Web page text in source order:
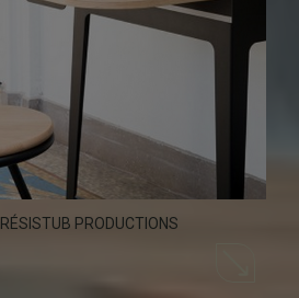
RÉSISTUB PRODUCTIONS